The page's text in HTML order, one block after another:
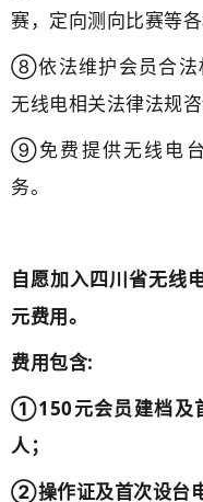
赛，定向测向比赛等
⑧依法维护会员合法
无线电相关法律法规咨
⑨免费提供无线电
务。
自愿加入四川省无线
元费用。
费用包含:
①150元会员建档及
人；
②操作证及首次设台